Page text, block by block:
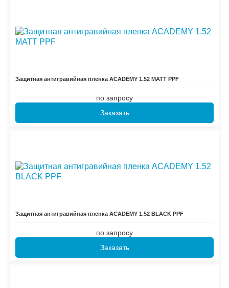
Защитная антигравийная пленка ACADEMY 1.52 MATT PPF
по запросу
Заказать
Защитная антигравийная пленка ACADEMY 1.52 BLACK PPF
по запросу
Заказать